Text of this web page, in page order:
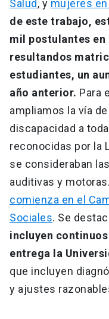
Salud, y mujeres
de este trabajo,
mil postulantes
resultandos
estudiantes, un
año anterior. Para
ampliamos la vía
discapacidad a
reconocidas por la
se consideraban
auditivas y
comienza en el
Sociales. Se
incluyen
entrega la
que incluyen
y ajustes